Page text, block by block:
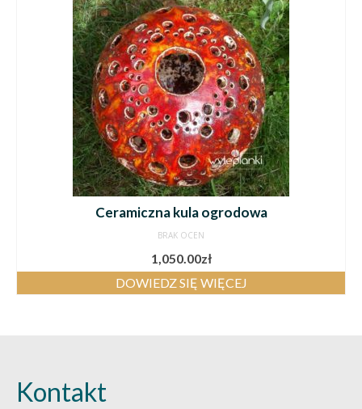
Ceramiczna kula ogrodowa
BRAK OCEN
1,050.00zł
DOWIEDZ SIĘ WIĘCEJ
Kontakt